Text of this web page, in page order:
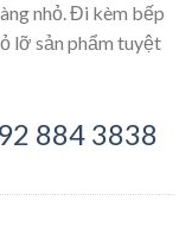
nhỏ. Đi kèm bếp
lỡ sản phẩm tuyệt
884 3838